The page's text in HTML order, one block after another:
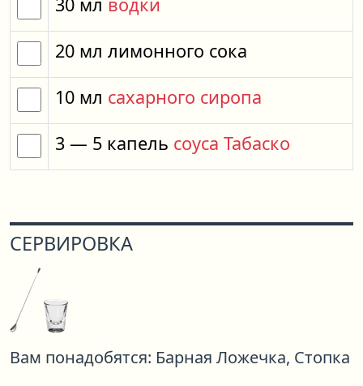
20 мл лимонного сока
10 мл сахарного сиропа
3 — 5 капель соуса Табаско
СЕРВИРОВКА
Вам понадобятся: Барная Ложечка, Стопка